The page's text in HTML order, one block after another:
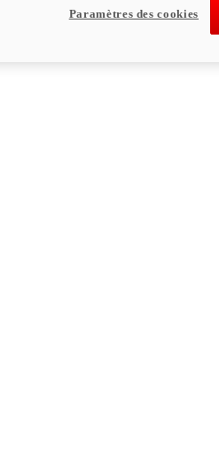
Paramètres des cookies